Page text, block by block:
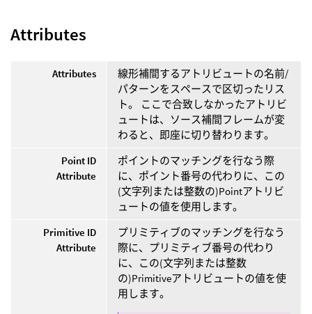
Attributes
Attributes
線形補間するアトリビュートの名前/
パターンをスペースで区切ったリス
ト。 ここで合致しなかったアトリビ
ュートは、ソース補間フレームが変
わると、即座に切り替わります。
Point ID
Attribute
ポイントのマッチングを行なう際
に、ポイント番号の代わりに、この
(文字列または整数の)Pointアトリビ
ュートの値を使用します。
Primitive ID
Attribute
プリミティブのマッチングを行なう
際に、プリミティブ番号の代わり
に、この(文字列または整数
の)Primitiveアトリビュートの値を使
用します。